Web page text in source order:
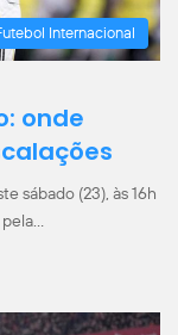
Internacional
onde
sábado (23), às 16h
pela…